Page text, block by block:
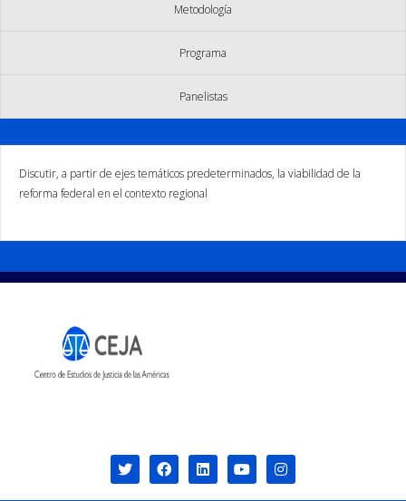
Metodología
Programa
Panelistas
Discutir, a partir de ejes temáticos predeterminados, la viabilidad de la
reforma federal en el contexto regional